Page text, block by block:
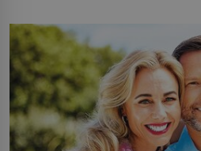
můžete obohatit své rituály a
větší harmonii a klid. Je důležité